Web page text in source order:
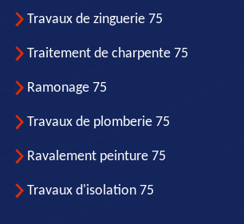
Travaux de zinguerie 75
Traitement de charpente 75
Ramonage 75
Travaux de plomberie 75
Ravalement peinture 75
Travaux d'isolation 75